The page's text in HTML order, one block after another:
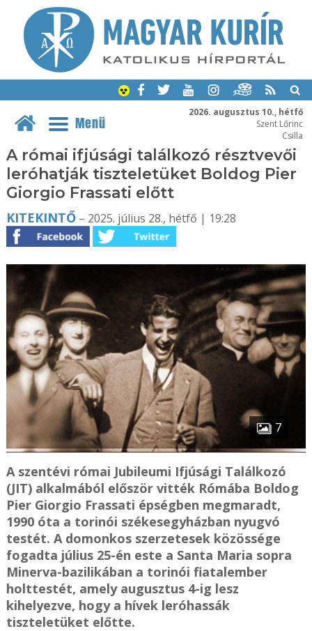
2026. augusztus 10., hétfő
Szent Lőrinc
Csilla
Menü
A római ifjúsági találkozó résztvevői
leróhatják tiszteletüket Boldog Pier
Giorgio Frassati előtt
KITEKINTŐ– 2025. július 28., hétfő | 19:28
7
A szentévi római Jubileumi Ifjúsági Találkozó
(JIT) alkalmából először vitték Rómába Boldog
Pier Giorgio Frassati épségben megmaradt,
1990 óta a torinói székesegyházban nyugvó
testét. A domonkos szerzetesek közössége
fogadta július 25-én este a Santa Maria sopra
Minerva-bazilikában a torinói fiatalember
holttestét, amely augusztus 4-ig lesz
kihelyezve, hogy a hívek leróhassák
tiszteletüket előtte.